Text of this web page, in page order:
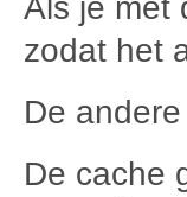
Als je met
zodat het
De
De cache